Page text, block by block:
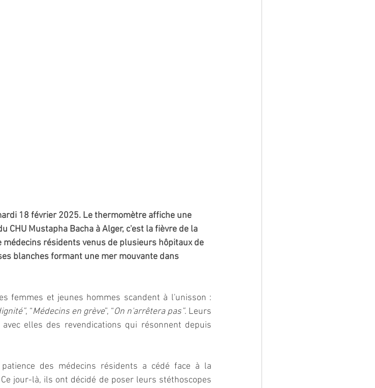
18 février 2025. Le thermomètre affiche une
CHU Mustapha Bacha à Alger, c'est la fièvre de la
résidents venus de plusieurs hôpitaux de
blanches formant une mer mouvante dans
, “Médecins en grève”, “On n'arrêtera pas”. Leurs
elles des revendications qui résonnent depuis
des médecins résidents a cédé face à la
jour-là, ils ont décidé de poser leurs stéthoscopes